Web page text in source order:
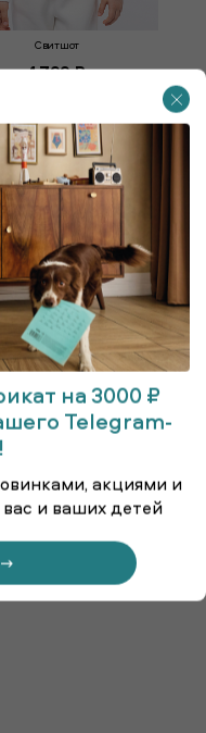
Свитшот
1 799 ₽
Шорты
1 299 ₽на 3000 ₽
Telegram-
акциями и
и ваших детей
→